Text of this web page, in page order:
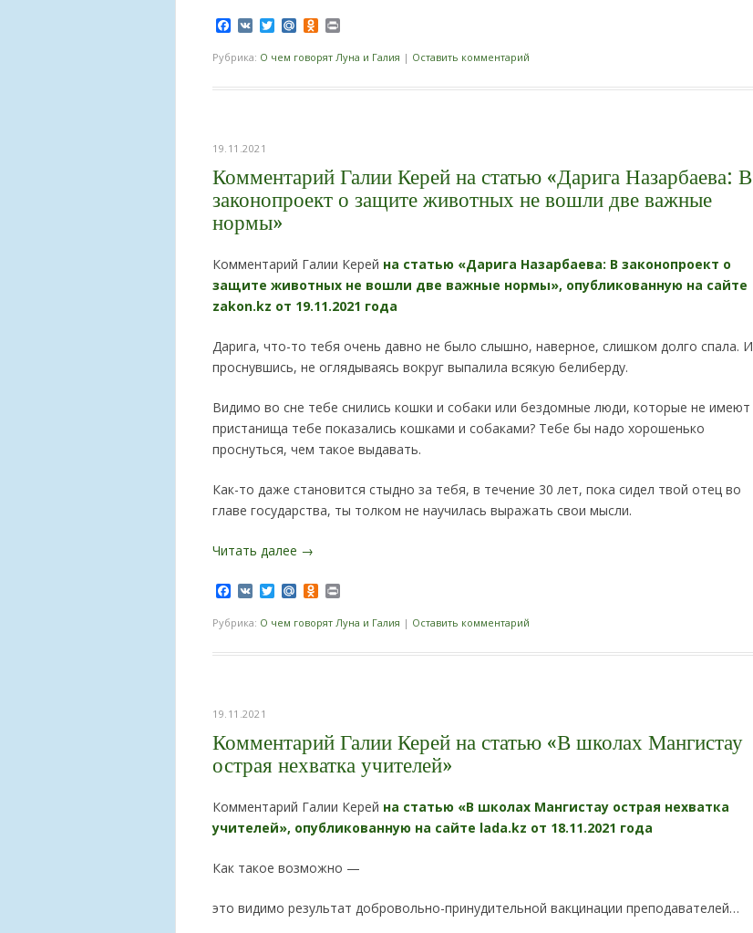
Facebook
VK TwitterMail.RuOdnoklassniki
Рубрика: О чем говорят Луна и Галия | Оставить комментарий
19.11.2021
Комментарий Галии Керей на статью «Дарига Назарбаева: В
законопроект о защите животных не вошли две важные
нормы»
Комментарий Галии Керей на статью «Дарига Назарбаева: В законопроект о
защите животных не вошли две важные нормы», опубликованную на сайте
zakon.kz от 19.11.2021 года
Дарига, что-то тебя очень давно не было слышно, наверное, слишком долго спала. И
проснувшись, не оглядываясь вокруг выпалила всякую белиберду.
Видимо во сне тебе снились кошки и собаки или бездомные люди, которые не имеют
пристанища тебе показались кошками и собаками? Тебе бы надо хорошенько
проснуться, чем такое выдавать.
Как-то даже становится стыдно за тебя, в течение 30 лет, пока сидел твой отец во
главе государства, ты толком не научилась выражать свои мысли.
Читать далее →
Facebook
VK TwitterMail.RuOdnoklassniki
Рубрика: О чем говорят Луна и Галия | Оставить комментарий
19.11.2021
Комментарий Галии Керей на статью «В школах Мангистау
острая нехватка учителей»
Комментарий Галии Керей на статью «В школах Мангистау острая нехватка
учителей», опубликованную на сайте lada.kz от 18.11.2021 года
Как такое возможно —
это видимо результат добровольно-принудительной вакцинации преподавателей…